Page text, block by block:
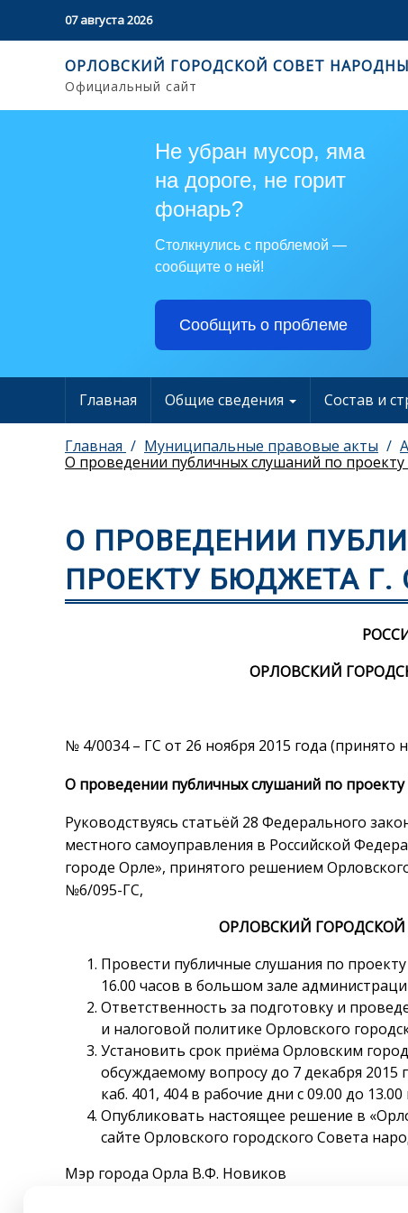
07 августа 2026
ОРЛОВСКИЙ ГОРОДСКОЙ СОВЕТ
Официальный сайт
Не убран мусор, яма
на дороге, не горит
фонарь?
Столкнулись с проблемой —
сообщите о ней!
Сообщить о проблеме
Главная Общие сведения Состав и
Главная Муниципальные правовые акты
О проведении публичных слушаний по
О ПРОВЕДЕНИИ
ПРОЕКТУ БЮДЖЕТА Г.
ОРЛОВСКИЙ
№ 4/0034 – ГС от 26 ноября 2015 года (принято
О проведении публичных слушаний по
Руководствуясь статьёй 28 Федерального
местного самоуправления в Российской
городе Орле», принятого решением
№6/095-ГС,
ОРЛОВСКИЙ
Провести публичные слушания по
16.00 часов в большом зале
Ответственность за подготовку и
и налоговой политике Орловского
Установить срок приёма Орловским
обсуждаемому вопросу до 7 декабря 2015
каб. 401, 404 в рабочие дни с 09.00 до 13.00
Опубликовать настоящее решение в
сайте Орловского городского Совета
Мэр города Орла В.Ф. Новиков